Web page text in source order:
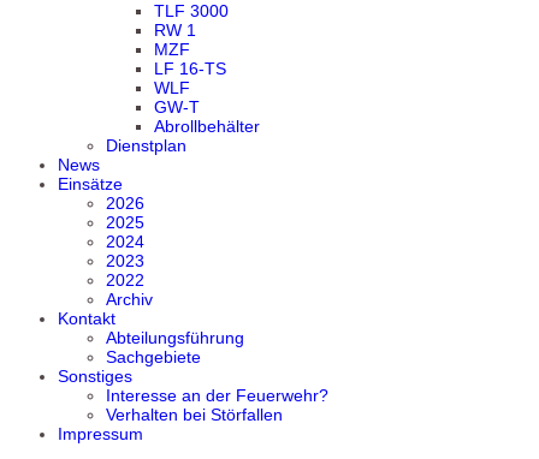
TLF 3000
RW 1
MZF
LF 16-TS
WLF
GW-T
Abrollbehälter
Dienstplan
News
Einsätze
2026
2025
2024
2023
2022
Archiv
Kontakt
Abteilungsführung
Sachgebiete
Sonstiges
Interesse an der Feuerwehr?
Verhalten bei Störfallen
Impressum